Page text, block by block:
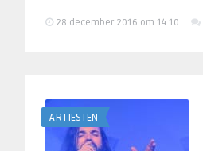
28 december 2016 om 14:10
ARTIESTEN